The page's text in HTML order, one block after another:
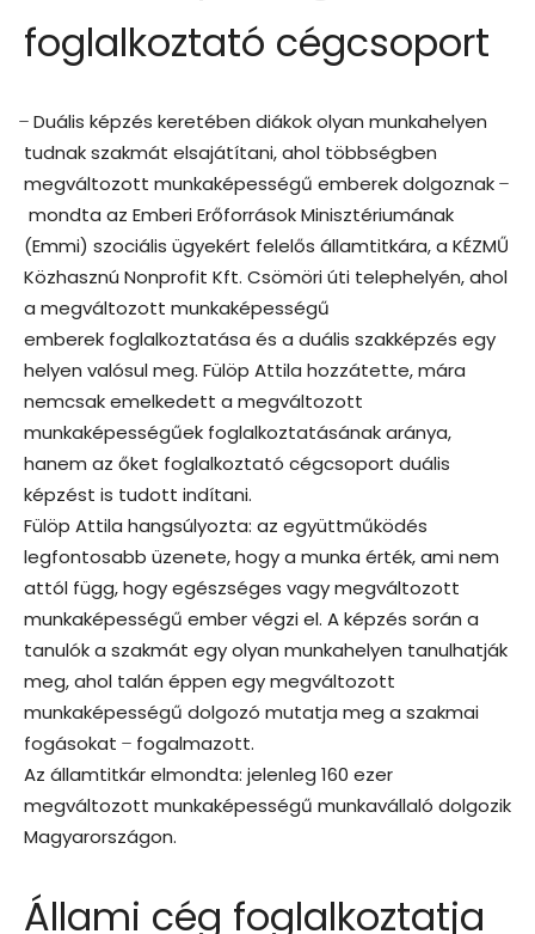
foglalkoztató cégcsoport
̶ Duális képzés keretében diákok olyan munkahelyen
tudnak szakmát elsajátítani, ahol többségben
megváltozott munkaképességű emberek dolgoznak ̶
mondta az Emberi Erőforrások Minisztériumának
(Emmi) szociális ügyekért felelős államtitkára, a KÉZMŰ
Közhasznú Nonprofit Kft. Csömöri úti telephelyén, ahol
a megváltozott munkaképességű
emberek foglalkoztatása és a duális szakképzés egy
helyen valósul meg. Fülöp Attila hozzátette, mára
nemcsak emelkedett a megváltozott
munkaképességűek foglalkoztatásának aránya,
hanem az őket foglalkoztató cégcsoport duális
képzést is tudott indítani.
Fülöp Attila hangsúlyozta: az együttműködés
legfontosabb üzenete, hogy a munka érték, ami nem
attól függ, hogy egészséges vagy megváltozott
munkaképességű ember végzi el. A képzés során a
tanulók a szakmát egy olyan munkahelyen tanulhatják
meg, ahol talán éppen egy megváltozott
munkaképességű dolgozó mutatja meg a szakmai
fogásokat ̶ fogalmazott.
Az államtitkár elmondta: jelenleg 160 ezer
megváltozott munkaképességű munkavállaló dolgozik
Magyarországon.
Állami cég foglalkoztatja